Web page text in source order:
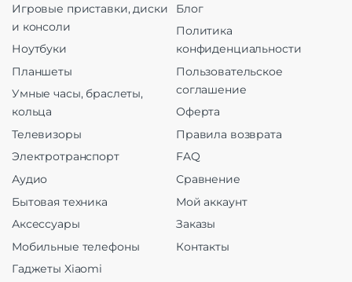
Игровые приставки, диски
и консоли
Ноутбуки
Планшеты
Умные часы, браслеты,
кольца
Телевизоры
Электротранспорт
Аудио
Бытовая техника
Аксессуары
Мобильные телефоны
Гаджеты Xiaomi
Блог
Политика
конфиденциальности
Пользовательское
соглашение
Оферта
Правила возврата
FAQ
Сравнение
Мой аккаунт
Заказы
Контакты